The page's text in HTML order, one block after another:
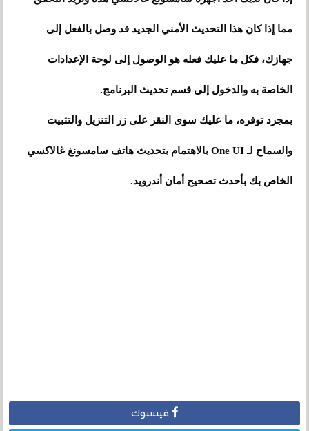
مما إذا كان هذا التحديث الأمني ​​الجديد قد وصل بالفعل إلى
جهازك، فكل ما عليك فعله هو الوصول إلى لوحة الإعدادات
الخاصة به والدخول إلى قسم تحديث البرنامج.
بمجرد توفره، ما عليك سوى النقر على زر التنزيل والتثبيت
والسماح لـ One UI بالاهتمام بتحديث هاتف سامسونغ غالاكسي
الخاص بك بأحدث تصحيح أمان أندرويد.
فيسبوك